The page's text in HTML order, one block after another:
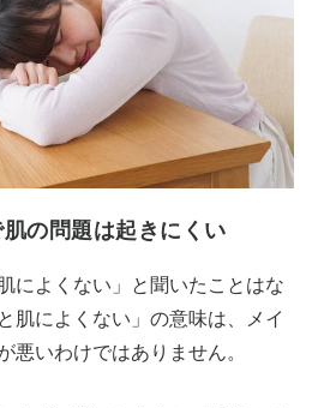
の問題は起きにくい
によくない」と聞いたことはな
肌によくない」の意味は、メイ
悪いわけではありません。